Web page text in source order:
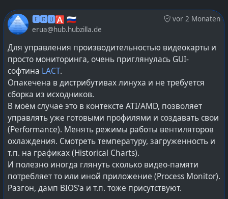
определённых ситуациях. Это можно назвать
стремлением или погоней за обратной
наблюдали одинаковое единообразное отображение
документа. Работа с элементами и сущностями
документов (DOM) выстроена вокруг OOXML, как
основного средства и способа работы с документами,
симметрично тому, как с ODF внутри LibreOffice.
МойОфис / MyOffice
использует как бы свою собственную DOM, не
ориентированную на ODF или же OOXML и
создавался без однозначной привязки к какому-либо
формату. Изрядное количество внимания уделено и
ожидаемому пользователем совместимости
поведения с MS Office. Так же изрядным образом
vor 2 Monaten
🅴🆁🆄🅰 🇷🇺
erua@hub.hubzilla.de
Для управления производительностью видеокарты и
просто мониторинга, очень приглянулась GUI-
софтина LACT.
Опакечена в дистрибутивах линуха и не требуется
сборка из исходников.
В моём случае это в контексте ATI/AMD, позволяет
управлять уже готовыми профилями и создавать свои
(Performance). Менять режимы работы вентиляторов
охлаждения. Смотреть температуру, загруженность и
т.п. на графиках (Historical Charts).
И полезно иногда глянуть сколько видео-памяти
потребляет то или иной приложение (Process Monitor).
Разгон, дамп BIOS'а и т.п. тоже присутствуют.